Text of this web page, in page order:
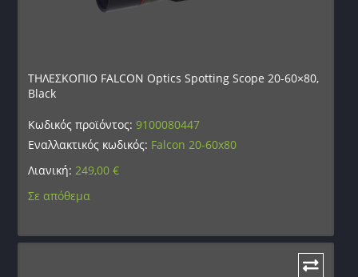
ΤΗΛΕΣΚΟΠΙΟ FALCON Optics Spotting Scope 20-60×80,
Black
Κωδικός προϊόντος:9100080447
Εναλλακτικός κωδικός: Falcon 20-60x80
Λιανική:249,00€
Σε απόθεμα